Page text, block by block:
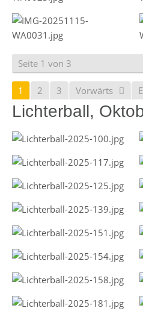
Seite 1 von 3
1 2 3 Vorwärts
Lichterball,